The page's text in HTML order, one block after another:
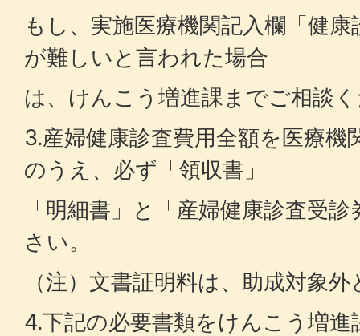
もし、実施医療機関記入欄「健
が難しいと言われた場合
は、けんこう増進課までご相談
3.産婦健康診査費用全額を医療機
のうえ、必ず「領収書」
「明細書」と「産婦健康診査受
さい。
（注）文書証明料は、助成対象
4.下記の必要書類をけんこう増